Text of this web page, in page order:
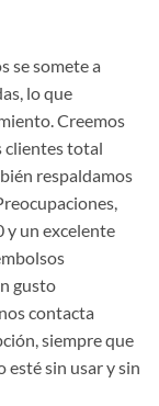
se somete a
lo que
Creemos
clientes total
respaldamos
y un excelente
gusto
contacta
siempre que
esté sin usar y sin